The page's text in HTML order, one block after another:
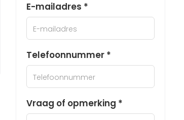
E-mailadres *
Telefoonnummer *
Vraag of opmerking *